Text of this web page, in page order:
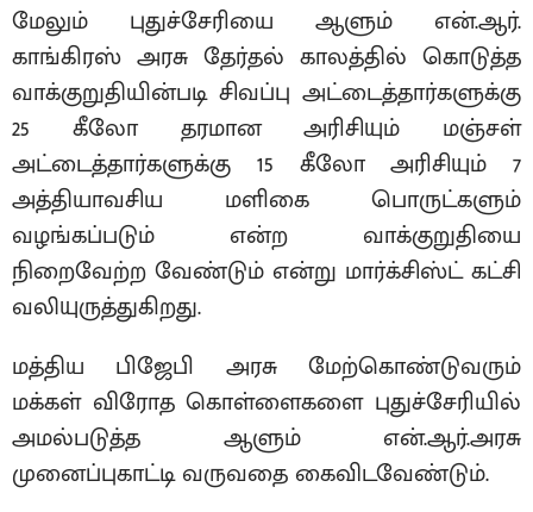
மேலும் புதுச்சேரியை ஆளும் என்.ஆர்.
காங்கிரஸ் அரசு தேர்தல் காலத்தில் கொடுத்த
வாக்குறுதியின்படி சிவப்பு அட்டைத்தார்களுக்கு
25 கீலோ தரமான அரிசியும் மஞ்சள்
அட்டைத்தார்களுக்கு 15 கீலோ அரிசியும் 7
அத்தியாவசிய மளிகை பொருட்களும்
வழங்கப்படும் என்ற வாக்குறுதியை
நிறைவேற்ற வேண்டும் என்று மார்க்சிஸ்ட் கட்சி
வலியுருத்துகிறது.
மத்திய பிஜேபி அரசு மேற்கொண்டுவரும்
மக்கள் விரோத கொள்ளைகளை புதுச்சேரியில்
அமல்படுத்த ஆளும் என்.ஆர்.அரசு
முனைப்புகாட்டி வருவதை கைவிடவேண்டும்.